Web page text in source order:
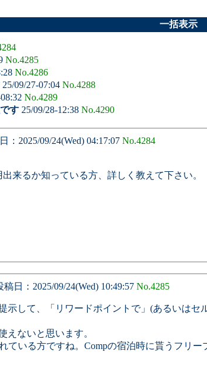
一括表示
No.4285
No.4286
25/09/27-07:04 No.4288
No.4289
す 25/09/28-12:38 No.4290
：2025/09/24(Wed) 04:17:07 No.4284
来るか知っている方、詳しく教えて下さい。
日：2025/09/24(Wed) 10:49:57 No.4285
示して、「リワードポイントで」(あるいは
えないと思います。
ている方ですね。Compの宿泊時に貰うフリ